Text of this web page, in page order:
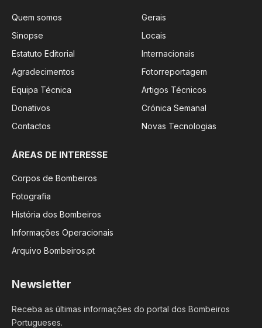
Quem somos
Sinopse
Estatuto Editorial
Agradecimentos
Equipa Técnica
Donativos
Contactos
Gerais
Locais
Internacionais
Fotorreportagem
Artigos Técnicos
Crónica Semanal
Novas Tecnologias
ÁREAS DE INTERESSE
Corpos de Bombeiros
Fotografia
História dos Bombeiros
Informações Operacionais
Arquivo Bombeiros.pt
Newsletter
Receba as últimas informações do portal dos Bombeiros
Portugueses.